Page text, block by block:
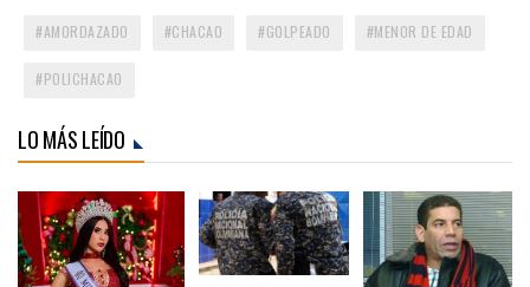
AMORDAZADO CHACAO GOLPEADO MENOR DE EDAD
POLICHACAO
LO MÁS LEÍDO